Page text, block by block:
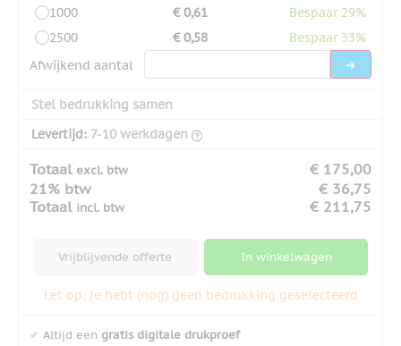
1000
€ 0,61
Bespaar 29%
2500
€ 0,58
Bespaar 33%
Afwijkend aantal
Stel bedrukking samen
Levertijd: 7-10 werkdagen
Totaal excl. btw
€ 175,00
21% btw
€ 36,75
Totaal incl. btw € 211,75
Vrijblijvende offerte In winkelwagen
Let op: Je hebt (nog) geen bedrukking geselecteerd
✔ Altijd een gratis digitale drukproef